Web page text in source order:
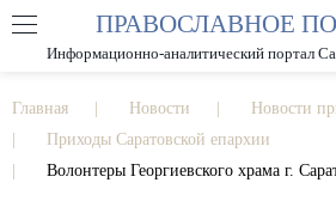
РАЗМЕР
ПРАВОСЛАВНОЕ
Информационно-аналитический портал
Главная Новости
Новости
Приходы Саратовской епархии
Волонтеры Георгиевского храма г. Саратова поздравили